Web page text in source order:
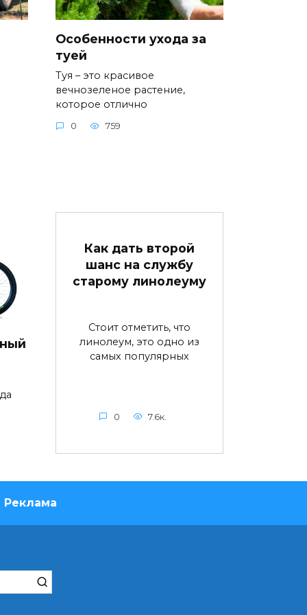
Особенности ухода за
туей
Туя – это красивое
вечнозеленое растение,
которое отлично
0 759
Как дать второй
шанс на службу
старому линолеуму
Стоит отметить, что
линолеум, это одно из
самых популярных
0 7.6к.
Реклама